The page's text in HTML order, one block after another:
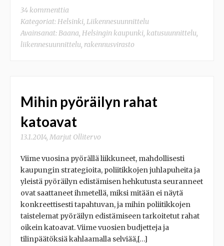
34 kommenttia
Kategoriat:Helsinki, Liikennesuunnittelu
Avainsanat:Baana, Helsingin kaupunki, katusuunnittelu,
liikennesuunnittelu, rakennusvirasto
Mihin pyöräilyn rahat
katoavat
13.1.2014, Marjut Ollitervo
Viime vuosina pyörällä liikkuneet, mahdollisesti
kaupungin strategioita, poliitikkojen juhlapuheita ja
yleistä pyöräilyn edistämisen hehkutusta seuranneet
ovat saattaneet ihmetellä, miksi mitään ei näytä
konkreettisesti tapahtuvan, ja mihin poliitikkojen
taistelemat pyöräilyn edistämiseen tarkoitetut rahat
oikein katoavat. Viime vuosien budjetteja ja
tilinpäätöksiä kahlaamalla selviää,[…]